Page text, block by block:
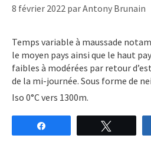
8 février 2022 parAntony Brunain
Temps variable à maussade
le moyen pays ainsi que le haut
faibles à modérées par retour
de la mi-journée. Sous forme de
Iso 0°C vers 1300m.